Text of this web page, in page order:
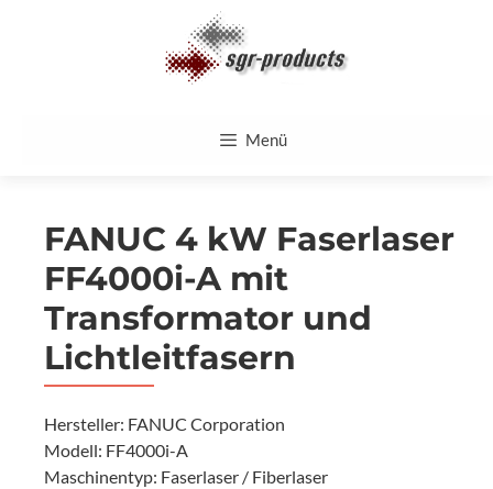
Menü
FANUC 4 kW Faserlaser
FF4000i-A mit
Transformator und
Lichtleitfasern
Hersteller: FANUC Corporation
Modell: FF4000i-A
Maschinentyp: Faserlaser / Fiberlaser